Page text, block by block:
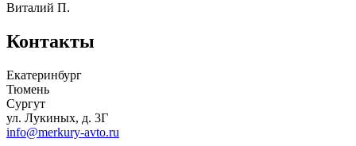
Виталий П.
Контакты
Екатеринбург
Тюмень
Сургут
ул. Лукиных, д. 3Г
info@merkury-avto.ru